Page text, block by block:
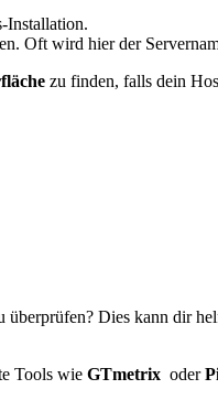
Installation.
Oft wird‌ hier der​
⁣zu finden, falls dein
überprüfen? Dies ‌kann​ dir
Tools ⁤wie GTmetrix ⁤ oder